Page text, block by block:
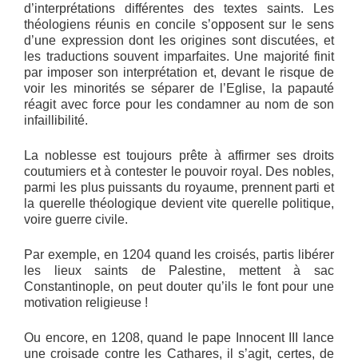
d’interprétations différentes des textes saints. Les
théologiens réunis en concile s’opposent sur le sens
d’une expression dont les origines sont discutées, et
les traductions souvent imparfaites. Une majorité finit
par imposer son interprétation et, devant le risque de
voir les minorités se séparer de l’Eglise, la papauté
réagit avec force pour les condamner au nom de son
infaillibilité.
La noblesse est toujours prête à affirmer ses droits
coutumiers et à contester le pouvoir royal. Des nobles,
parmi les plus puissants du royaume, prennent parti et
la querelle théologique devient vite querelle politique,
voire guerre civile.
Par exemple, en 1204 quand les croisés, partis libérer
les lieux saints de Palestine, mettent à sac
Constantinople, on peut douter qu’ils le font pour une
motivation religieuse !
Ou encore, en 1208, quand le pape Innocent III lance
une croisade contre les Cathares, il s’agit, certes, de